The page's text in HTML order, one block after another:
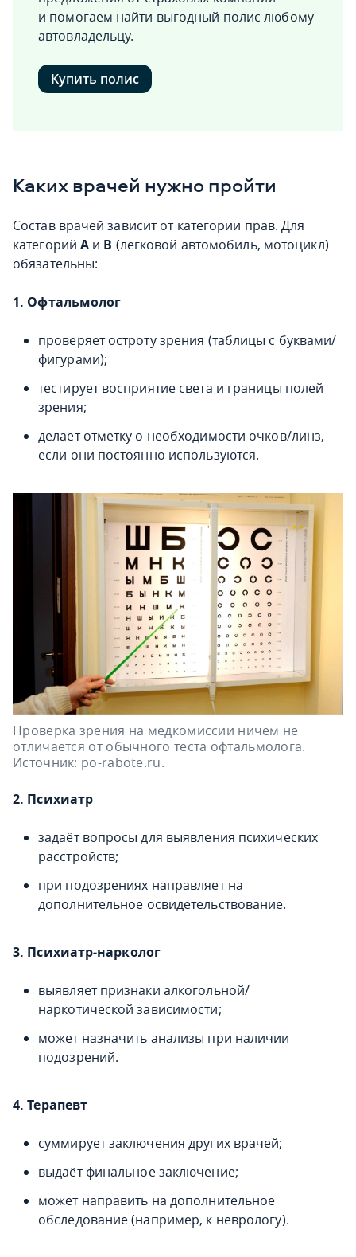
и помогаем найти выгодный полис любому
автовладельцу.
Купить полис
Каких врачей нужно пройти
Состав врачей зависит от категории прав. Для
категорий A и B (легковой автомобиль, мотоцикл)
обязательны:
1. Офтальмолог
проверяет остроту зрения (таблицы с буквами/
фигурами);
тестирует восприятие света и границы полей
зрения;
делает отметку о необходимости очков/линз,
если они постоянно используются.
Проверка зрения на медкомиссии ничем не
отличается от обычного теста офтальмолога.
Источник: po-rabote.ru.
2. Психиатр
задаёт вопросы для выявления психических
расстройств;
при подозрениях направляет на
дополнительное освидетельствование.
3. Психиатр‑нарколог
выявляет признаки алкогольной/
наркотической зависимости;
может назначить анализы при наличии
подозрений.
4. Терапевт
суммирует заключения других врачей;
выдаёт финальное заключение;
может направить на дополнительное
обследование (например, к неврологу).